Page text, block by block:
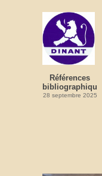
Références
bibliographiques
28 septembre 2025